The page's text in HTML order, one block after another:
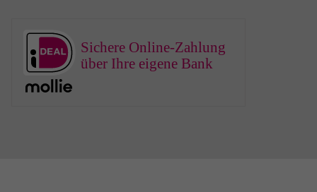
Sichere Online-Zahlung
über Ihre eigene Bank